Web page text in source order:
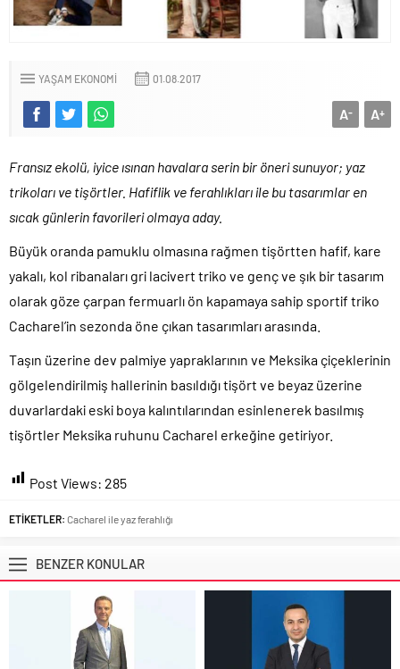
YAŞAM EKONOMI 01.08.2017
A+
A-
Fransız ekolü, iyice ısınan havalara serin bir öneri sunuyor; yaz
trikoları ve tişörtler. Hafiflik ve ferahlıkları ile bu tasarımlar en
sıcak günlerin favorileri olmaya aday.
Büyük oranda pamuklu olmasına rağmen tişörtten hafif, kare
yakalı, kol ribanaları gri lacivert triko ve genç ve şık bir tasarım
olarak göze çarpan fermuarlı ön kapamaya sahip sportif triko
Cacharel’in sezonda öne çıkan tasarımları arasında.
Taşın üzerine dev palmiye yapraklarının ve Meksika çiçeklerinin
gölgelendirilmiş hallerinin basıldığı tişört ve beyaz üzerine
duvarlardaki eski boya kalıntılarından esinlenerek basılmış
tişörtler Meksika ruhunu Cacharel erkeğine getiriyor.
Post Views: 285
ETİKETLER: Cacharel ile yaz ferahlığı
BENZER KONULAR